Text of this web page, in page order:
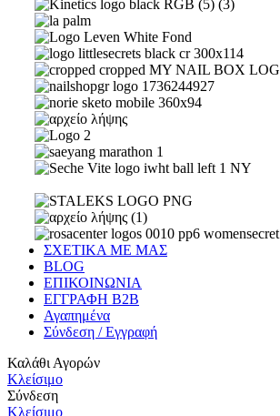
ΣΧΕΤΙΚΑ ΜΕ ΜΑΣ
BLOG
ΕΠΙΚΟΙΝΩΝΙΑ
ΕΓΓΡΑΦΗ Β2Β
Αγαπημένα
Σύνδεση / Εγγραφή
Καλάθι Αγορών
Κλείσιμο
Σύνδεση
Κλείσιμο